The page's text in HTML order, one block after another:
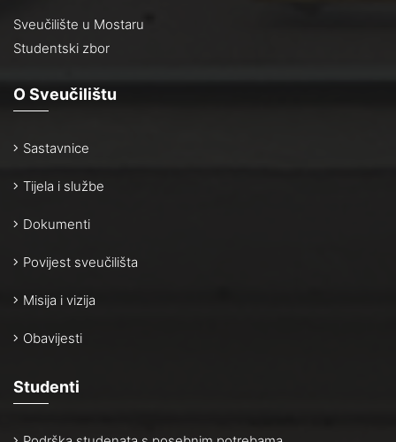
Sveučilište u Mostaru
Studentski zbor
O Sveučilištu
Sastavnice
Tijela i službe
Dokumenti
Povijest sveučilišta
Misija i vizija
Obavijesti
Studenti